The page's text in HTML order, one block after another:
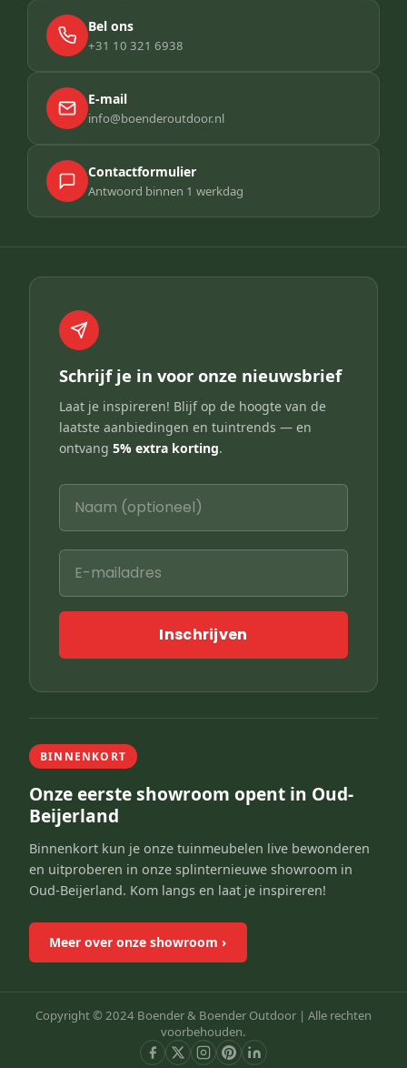
Bel ons
+31 10 321 6938
E-mail
info@boenderoutdoor.nl
Contactformulier
Antwoord binnen 1 werkdag
Schrijf je in voor onze nieuwsbrief
Laat je inspireren! Blijf op de hoogte van de
laatste aanbiedingen en tuintrends — en
ontvang 5% extra korting.
Inschrijven
BINNENKORT
Onze eerste showroom opent in Oud-
Beijerland
Binnenkort kun je onze tuinmeubelen live bewonderen
en uitproberen in onze splinternieuwe showroom in
Oud-Beijerland. Kom langs en laat je inspireren!
Meer over onze showroom ›
Copyright © 2024 Boender & Boender Outdoor | Alle rechten
voorbehouden.